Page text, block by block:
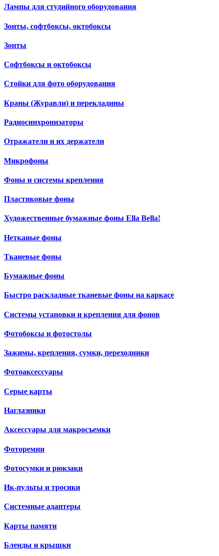
Лампы для студийного оборудования
Зонты, софтбоксы, октобоксы
Зонты
Софтбоксы и октобоксы
Стойки для фото оборудования
Краны (Журавли) и перекладины
Радиосинхронизаторы
Отражатели и их держатели
Микрофоны
Фоны и системы крепления
Пластиковые фоны
Художественные бумажные фоны Ella Bella!
Нетканые фоны
Тканевые фоны
Бумажные фоны
Быстро раскладные тканевые фоны на каркасе
Системы установки и крепления для фонов
Фотобоксы и фотостолы
Зажимы, крепления, сумки, переходники
Фотоаксессуары
Серые карты
Наглазники
Аксессуары для макросъемки
Фоторемни
Фотосумки и рюкзаки
Ик-пульты и тросики
Системные адаптеры
Карты памяти
Бленды и крышки